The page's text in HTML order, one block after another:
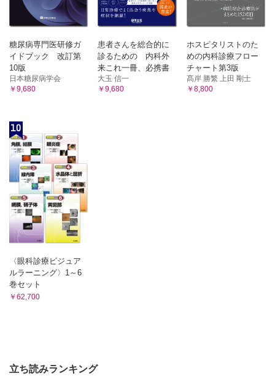
糖尿病専門医研修ガ
イドブック 改訂第
10版
日本糖尿病学会
￥9,680
患者さんを総合的に
診るための 内科外
来これ一冊、必携書
大玉 信一
￥9,680
ホスピタリストのた
めの内科診療フロー
チャート第3版
髙岸 勝繁 上田 剛士
￥8,800
10
〈眼科診療ビジュア
ルラーニング〉1～6
巻セット
￥62,700
立ち読みランキング